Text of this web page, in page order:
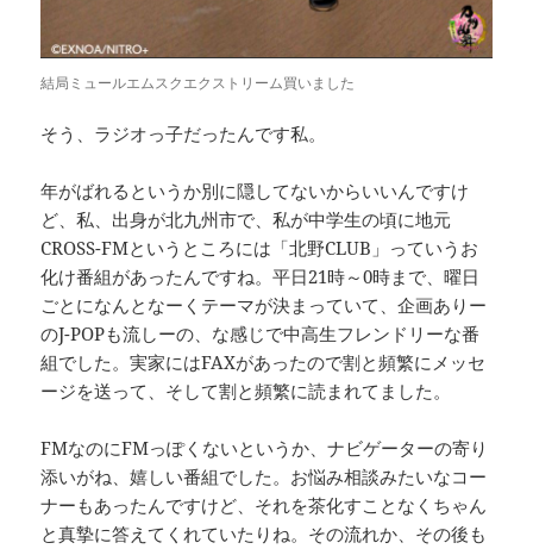
結局ミュールエムスクエクストリーム買いました
そう、ラジオっ子だったんです私。
年がばれるというか別に隠してないからいいんですけ
ど、私、出身が北九州市で、私が中学生の頃に地元
CROSS-FMというところには「北野CLUB」っていうお
化け番組があったんですね。平日21時～0時まで、曜日
ごとになんとなーくテーマが決まっていて、企画ありー
のJ-POPも流しーの、な感じで中高生フレンドリーな番
組でした。実家にはFAXがあったので割と頻繁にメッセ
ージを送って、そして割と頻繁に読まれてました。
FMなのにFMっぽくないというか、ナビゲーターの寄り
添いがね、嬉しい番組でした。お悩み相談みたいなコー
ナーもあったんですけど、それを茶化すことなくちゃん
と真摯に答えてくれていたりね。その流れか、その後も